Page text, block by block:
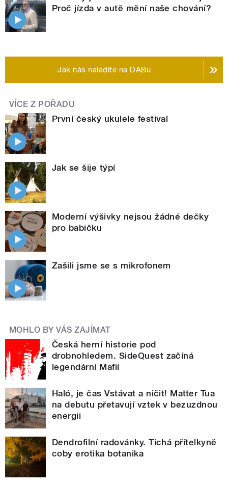
Proč jízda v autě mění naše chování?
Jak nás naladíte na DABu
VÍCE Z POŘADU
První český ukulele festival
Jak se šije týpí
Moderní výšivky nejsou žádné dečky
pro babičku
Zašili jsme se s mikrofonem
MOHLO BY VÁS ZAJÍMAT
Česká herní historie pod
drobnohledem. SideQuest začíná
legendární Mafií
Haló, je čas Vstávat a ničit! Matter Tua
na debutu přetavují vztek v bezuzdnou
energii
Dendrofilní radovánky. Tichá přítelkyně
coby erotika botanika